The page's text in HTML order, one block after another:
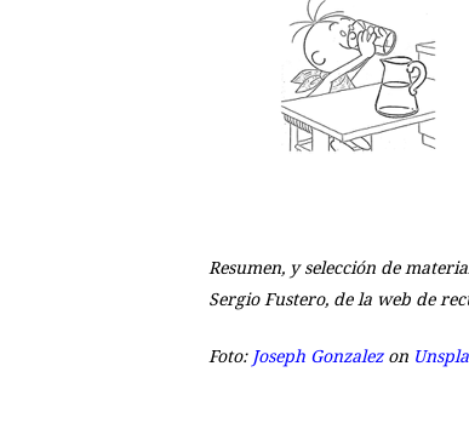
Resumen, y selección de
Sergio Fustero, de la web de
Foto: Joseph Gonzalezon